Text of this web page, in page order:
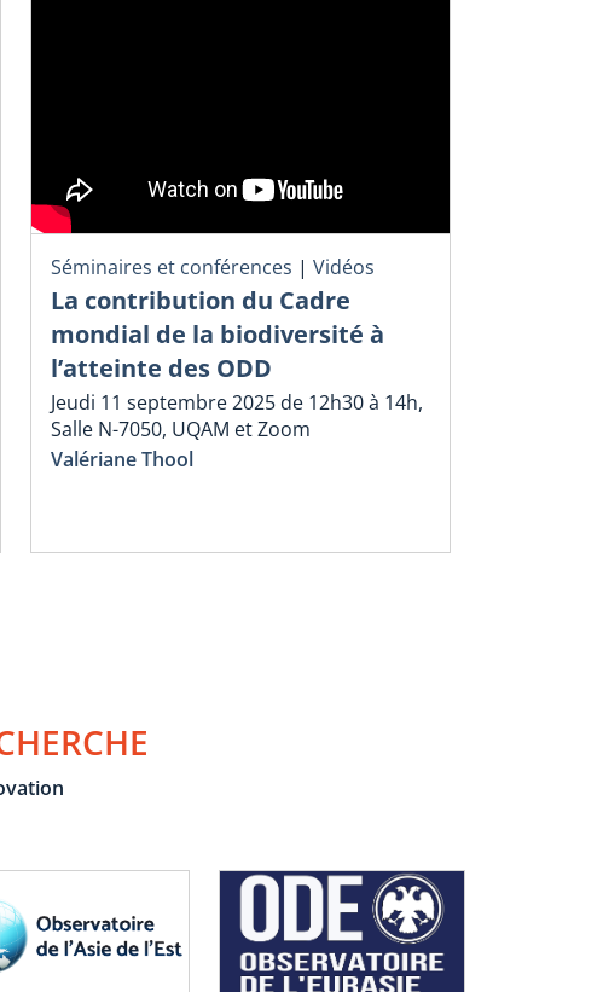
Séminaires et conférences | Vidéos
La contribution du Cadre
mondial de la biodiversité à
l’atteinte des ODD
Jeudi 11 septembre 2025 de 12h30 à 14h,
Salle N-7050, UQAM et Zoom
Valériane Thool